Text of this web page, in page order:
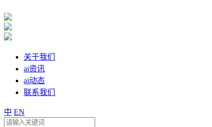
关于我们
ai资讯
ai动态
联系我们
中 EN